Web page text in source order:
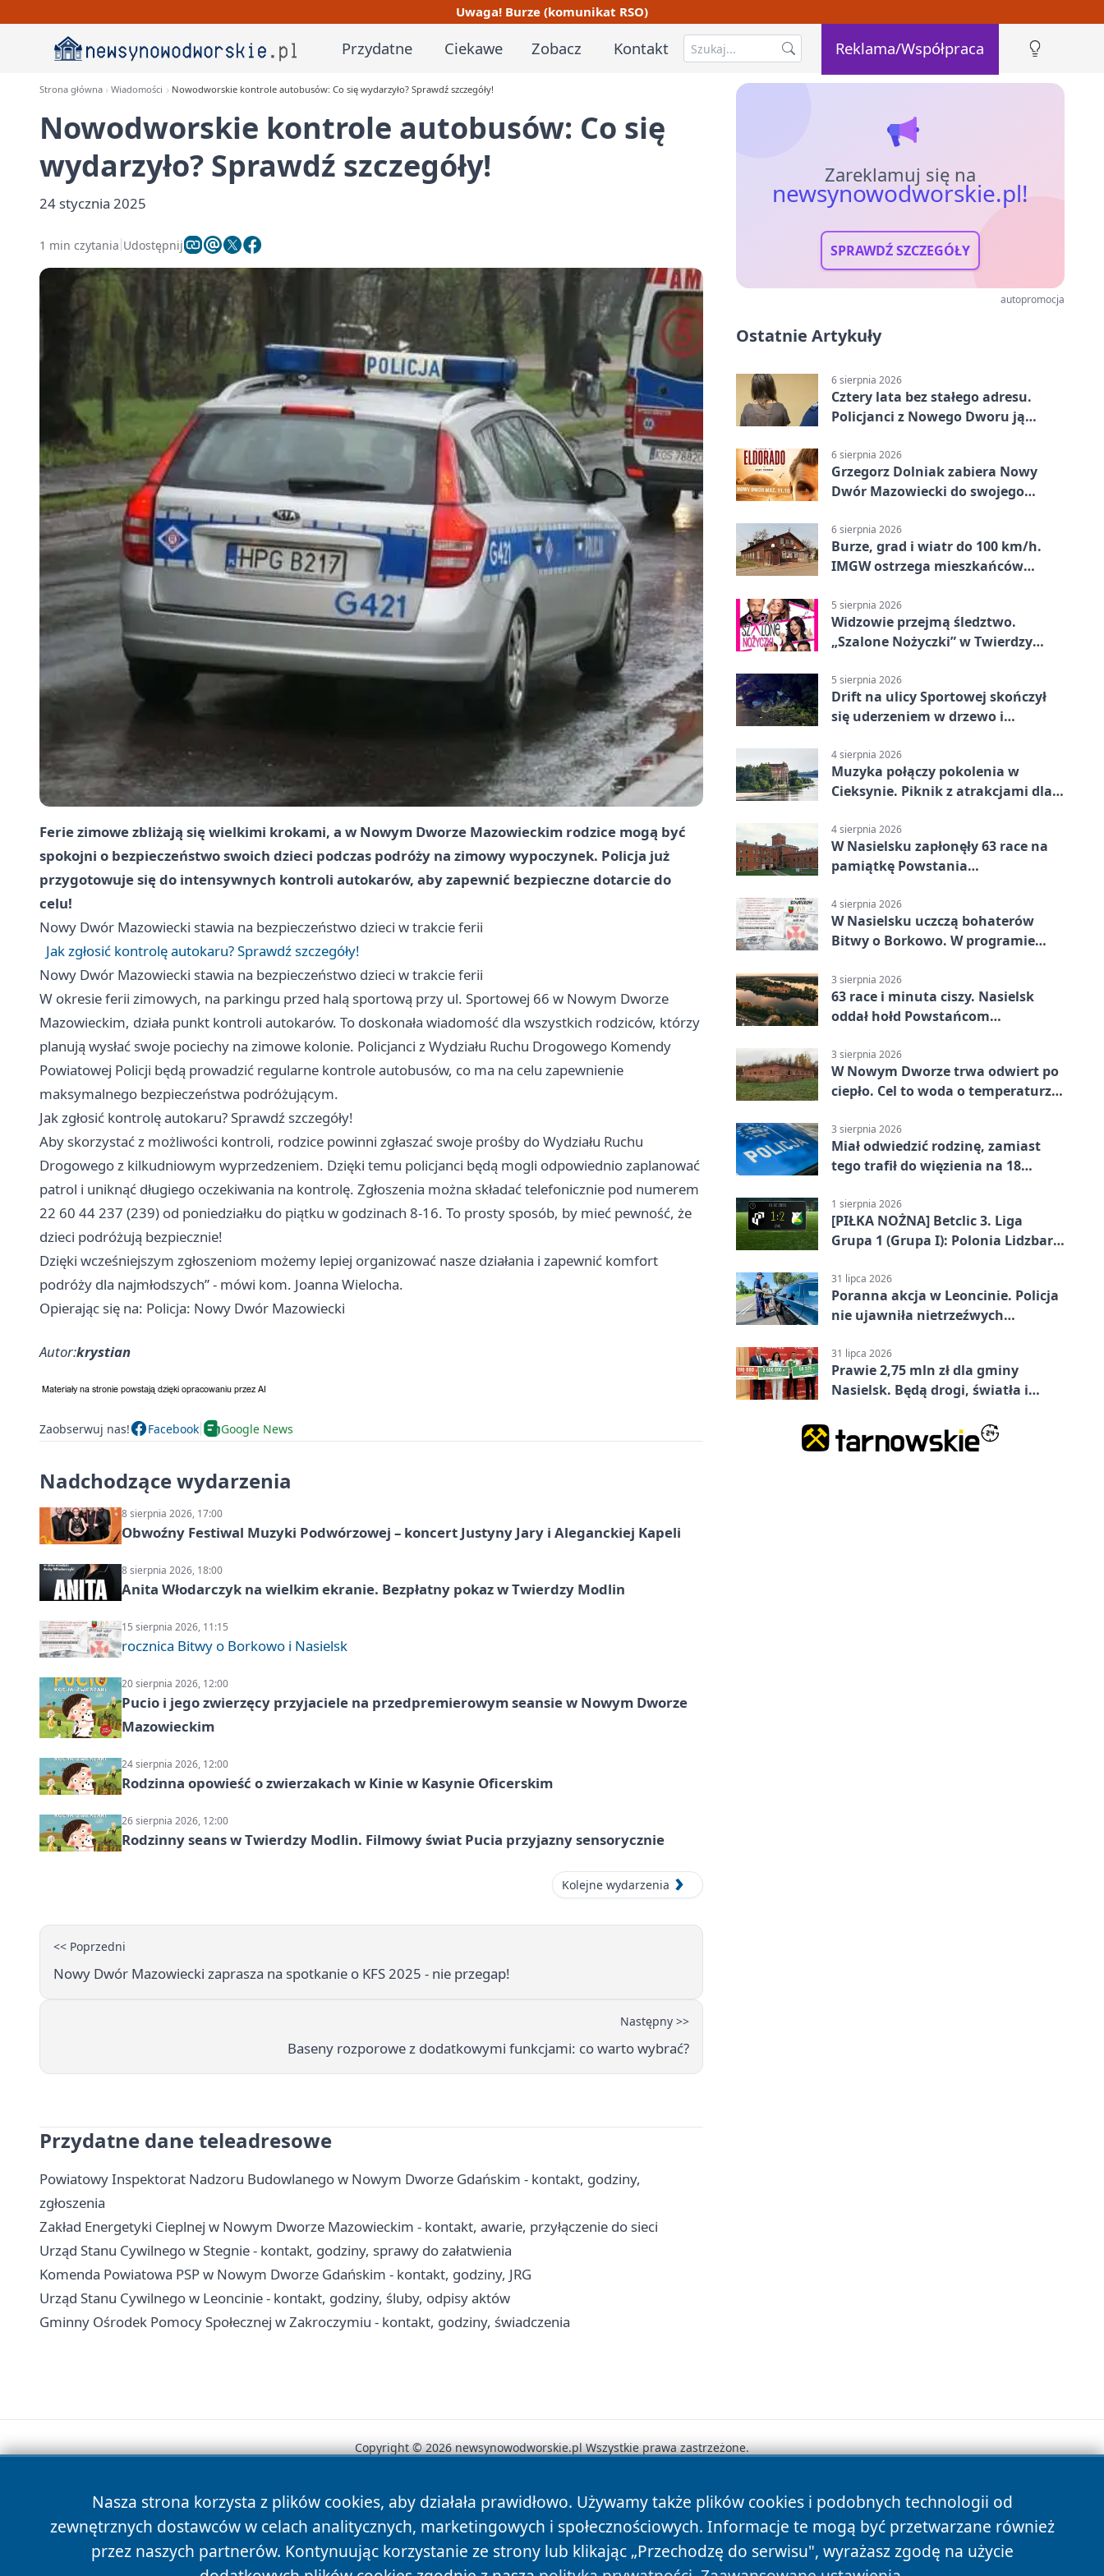
Uwaga! Burze (komunikat RSO)
Przydatne Ciekawe Zobacz Kontakt Reklama/Współpraca
Strona główna Wiadomości Nowodworskie kontrole autobusów: Co się wydarzyło? Sprawdź szczegóły!
Nowodworskie kontrole autobusów: Co się
wydarzyło? Sprawdź szczegóły!
24 stycznia 2025
1 min czytania Udostępnij
Ferie zimowe zbliżają się wielkimi krokami, a w Nowym Dworze Mazowieckim rodzice mogą być
spokojni o bezpieczeństwo swoich dzieci podczas podróży na zimowy wypoczynek. Policja już
przygotowuje się do intensywnych kontroli autokarów, aby zapewnić bezpieczne dotarcie do
celu!
Nowy Dwór Mazowiecki stawia na bezpieczeństwo dzieci w trakcie ferii
Jak zgłosić kontrolę autokaru? Sprawdź szczegóły!
Nowy Dwór Mazowiecki stawia na bezpieczeństwo dzieci w trakcie ferii
W okresie ferii zimowych, na parkingu przed halą sportową przy ul. Sportowej 66 w Nowym Dworze
Mazowieckim, działa punkt kontroli autokarów. To doskonała wiadomość dla wszystkich rodziców, którzy
planują wysłać swoje pociechy na zimowe kolonie. Policjanci z Wydziału Ruchu Drogowego Komendy
Powiatowej Policji będą prowadzić regularne kontrole autobusów, co ma na celu zapewnienie
maksymalnego bezpieczeństwa podróżującym.
Jak zgłosić kontrolę autokaru? Sprawdź szczegóły!
Aby skorzystać z możliwości kontroli, rodzice powinni zgłaszać swoje prośby do Wydziału Ruchu
Drogowego z kilkudniowym wyprzedzeniem. Dzięki temu policjanci będą mogli odpowiednio zaplanować
patrol i uniknąć długiego oczekiwania na kontrolę. Zgłoszenia można składać telefonicznie pod numerem
22 60 44 237 (239) od poniedziałku do piątku w godzinach 8-16. To prosty sposób, by mieć pewność, że
dzieci podróżują bezpiecznie!
Dzięki wcześniejszym zgłoszeniom możemy lepiej organizować nasze działania i zapewnić komfort
podróży dla najmłodszych” - mówi kom. Joanna Wielocha.
Opierając się na: Policja: Nowy Dwór Mazowiecki
Autor:krystian
Zaobserwuj nas! Facebook Google News
Nadchodzące wydarzenia
8 sierpnia 2026, 17:00
Obwoźny Festiwal Muzyki Podwórzowej – koncert Justyny Jary i Aleganckiej Kapeli
8 sierpnia 2026, 18:00
Anita Włodarczyk na wielkim ekranie. Bezpłatny pokaz w Twierdzy Modlin
15 sierpnia 2026, 11:15
rocznica Bitwy o Borkowo i Nasielsk
20 sierpnia 2026, 12:00
Pucio i jego zwierzęcy przyjaciele na przedpremierowym seansie w Nowym Dworze
Mazowieckim
24 sierpnia 2026, 12:00
Rodzinna opowieść o zwierzakach w Kinie w Kasynie Oficerskim
26 sierpnia 2026, 12:00
Rodzinny seans w Twierdzy Modlin. Filmowy świat Pucia przyjazny sensorycznie
Kolejne wydarzenia
<< Poprzedni
Nowy Dwór Mazowiecki zaprasza na spotkanie o KFS 2025 - nie przegap!
Następny >>
Baseny rozporowe z dodatkowymi funkcjami: co warto wybrać?
Przydatne dane teleadresowe
Powiatowy Inspektorat Nadzoru Budowlanego w Nowym Dworze Gdańskim - kontakt, godziny,
zgłoszenia
Zakład Energetyki Cieplnej w Nowym Dworze Mazowieckim - kontakt, awarie, przyłączenie do sieci
Urząd Stanu Cywilnego w Stegnie - kontakt, godziny, sprawy do załatwienia
Komenda Powiatowa PSP w Nowym Dworze Gdańskim - kontakt, godziny, JRG
Urząd Stanu Cywilnego w Leoncinie - kontakt, godziny, śluby, odpisy aktów
Gminny Ośrodek Pomocy Społecznej w Zakroczymiu - kontakt, godziny, świadczenia
Zareklamuj się na
newsynowodworskie.pl!
SPRAWDŹ SZCZEGÓŁY
autopromocja
Ostatnie Artykuły
6 sierpnia 2026
Cztery lata bez stałego adresu.
Policjanci z Nowego Dworu ją
6 sierpnia 2026
Grzegorz Dolniak zabiera Nowy
Dwór Mazowiecki do swojego
6 sierpnia 2026
Burze, grad i wiatr do 100 km/h.
IMGW ostrzega mieszkańców
5 sierpnia 2026
Widzowie przejmą śledztwo.
„Szalone Nożyczki” w Twierdzy
5 sierpnia 2026
Drift na ulicy Sportowej skończył
się uderzeniem w drzewo i
4 sierpnia 2026
Muzyka połączy pokolenia w
Cieksynie. Piknik z atrakcjami dla
4 sierpnia 2026
W Nasielsku zapłonęły 63 race na
pamiątkę Powstania
4 sierpnia 2026
W Nasielsku uczczą bohaterów
Bitwy o Borkowo. W programie
3 sierpnia 2026
63 race i minuta ciszy. Nasielsk
oddał hołd Powstańcom
3 sierpnia 2026
W Nowym Dworze trwa odwiert po
ciepło. Cel to woda o temperaturze
3 sierpnia 2026
Miał odwiedzić rodzinę, zamiast
tego trafił do więzienia na 18
1 sierpnia 2026
[PIŁKA NOŻNA] Betclic 3. Liga
Grupa 1 (Grupa I): Polonia Lidzbark
Mazowiecki 1:2
31 lipca 2026
Poranna akcja w Leoncinie. Policja
nie ujawniła nietrzeźwych
31 lipca 2026
Prawie 2,75 mln zł dla gminy
Nasielsk. Będą drogi, światła i
Nasza strona korzysta z plików cookies, aby działała prawidłowo. Używamy także plików cookies i podobnych technologii od
zewnętrznych dostawców w celach analitycznych, marketingowych i społecznościowych. Informacje te mogą być przetwarzane również
przez naszych partnerów. Kontynuując korzystanie ze strony lub klikając „Przechodzę do serwisu", wyrażasz zgodę na użycie
Copyright © 2026 newsynowodworskie.pl Wszystkie prawa zastrzeżone.
News Autorzy Polityka Prywatności Polityka Cookies